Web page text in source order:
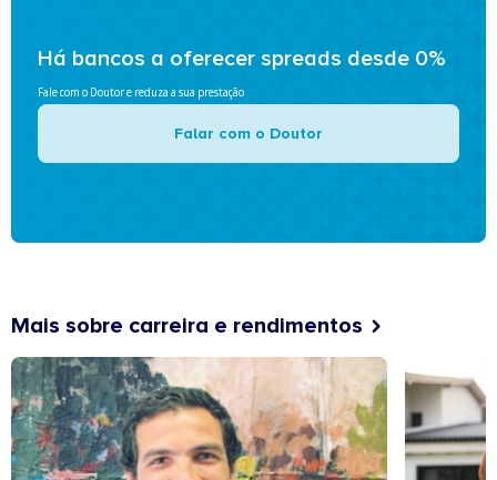
Há bancos a oferecer spreads desde 0%
Fale com o Doutor e reduza a sua prestação
Falar com o Doutor
Mais sobre carreira e rendimentos